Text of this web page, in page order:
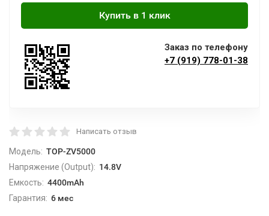
Заказ по телефону
+7 (919) 778-01-38
Написать отзыв
Модель: TOP-ZV5000
Напряжение (Output): 14.8V
Емкость: 4400mAh
Гарантия: 6 мес